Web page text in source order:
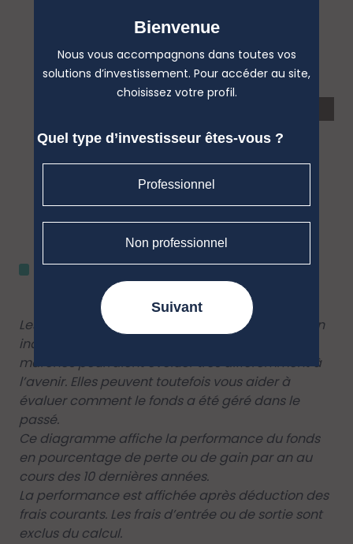
MH EPARGNE ACTIONS EMPLOI RETRAITE
Les performances passées ne constituent pas un
indicateur fiable des performances futures. Les
marchés pourraient évoluer très différemment à
l’avenir. Elles peuvent toutefois vous aider à
évaluer comment le fonds a été géré dans le
passé.
Ce diagramme affiche la performance du fonds
en pourcentage de perte ou de gain par an au
cours des 10 dernières années.
La performance est affichée après déduction des
frais courants. Les frais d’entrée ou de sortie sont
exclus du calcul.
Bienvenue
Nous vous accompagnons dans toutes vos
solutions d’investissement. Pour accéder au site,
choisissez votre profil.
Quel type d’investisseur êtes-vous ?
Professionnel
Non professionnel
Suivant